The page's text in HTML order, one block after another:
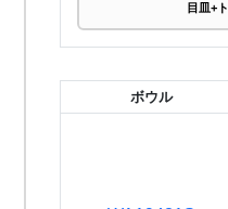
目皿+
ボウル